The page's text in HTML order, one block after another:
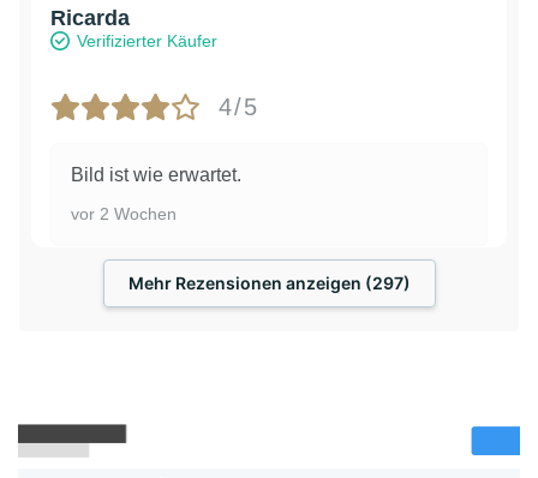
Ricarda
Verifizierter Käufer
4/5
Bild ist wie erwartet.
vor 2 Wochen
Mehr Rezensionen anzeigen (297)